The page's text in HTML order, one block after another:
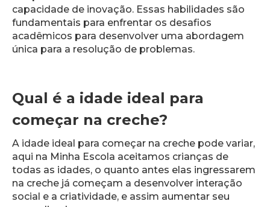
capacidade de inovação. Essas habilidades são
fundamentais para enfrentar os desafios
acadêmicos para desenvolver uma abordagem
única para a resolução de problemas.
Qual é a idade ideal para
começar na creche?
A idade ideal para começar na creche pode variar,
aqui na Minha Escola aceitamos crianças de
todas as idades, o quanto antes elas ingressarem
na creche já começam a desenvolver interação
social e a criatividade, e assim aumentar seu